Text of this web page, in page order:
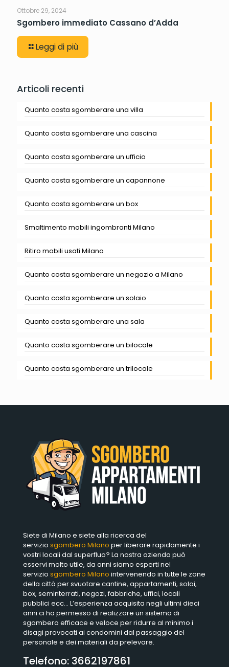
Ottobre 29, 2024
Sgombero immediato Cassano d’Adda
Leggi di più
Articoli recenti
Quanto costa sgomberare una villa
Quanto costa sgomberare una cascina
Quanto costa sgomberare un ufficio
Quanto costa sgomberare un capannone
Quanto costa sgomberare un box
Smaltimento mobili ingombranti Milano
Ritiro mobili usati Milano
Quanto costa sgomberare un negozio a Milano
Quanto costa sgomberare un solaio
Quanto costa sgomberare una sala
Quanto costa sgomberare un bilocale
Quanto costa sgomberare un trilocale
Siete di Milano e siete alla ricerca del
servizio sgombero Milano per liberare rapidamente i
vostri locali dal superfluo? La nostra azienda può
esservi molto utile, da anni siamo esperti nel
servizio sgombero Milano intervenendo in tutte le zone
della città per svuotare cantine, appartamenti, solai,
box, seminterrati, negozi, fabbriche, uffici, locali
pubblici ecc… L’esperienza acquisita negli ultimi dieci
anni ci ha permesso di realizzare un sistema di
sgombero efficace e veloce per ridurre al minimo i
disagi provocati ai condomini dal passaggio del
personale e dei materiali da prelevare.
Telefono: 3662197861